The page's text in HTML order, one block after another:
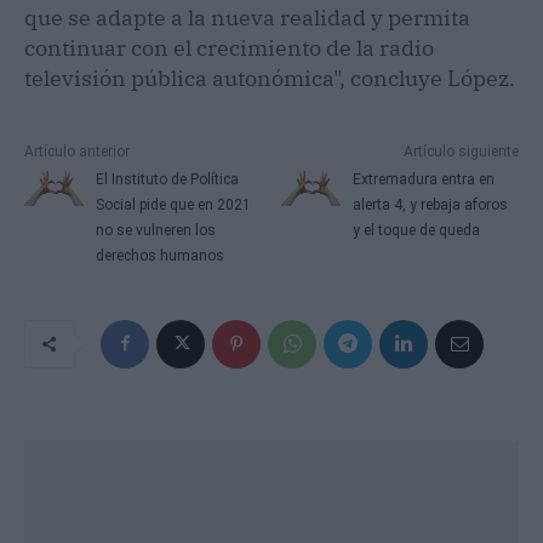
que se adapte a la nueva realidad y permita
continuar con el crecimiento de la radio
televisión pública autonómica", concluye López.
Artículo anterior
El Instituto de Política
Social pide que en 2021
no se vulneren los
derechos humanos
Artículo siguiente
Extremadura entra en
alerta 4, y rebaja aforos
y el toque de queda